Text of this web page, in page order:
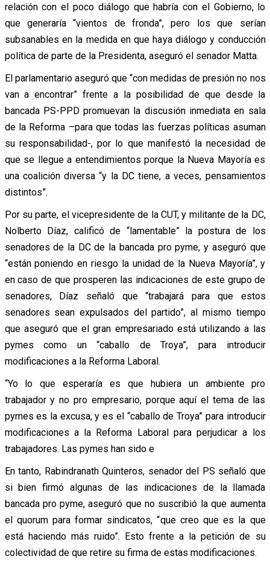
relación con el poco diálogo que habría con el Gobierno, lo
que generaría “vientos de fronda”, pero los que serían
subsanables en la medida en que haya diálogo y conducción
política de parte de la Presidenta, aseguró el senador Matta.
El parlamentario aseguró que “con medidas de presión no nos
van a encontrar” frente a la posibilidad de que desde la
bancada PS-PPD promuevan la discusión inmediata en sala
de la Reforma –para que todas las fuerzas políticas asuman
su responsabilidad-, por lo que manifestó la necesidad de
que se llegue a entendimientos porque la Nueva Mayoría es
una coalición diversa “y la DC tiene, a veces, pensamientos
distintos”.
Por su parte, el vicepresidente de la CUT, y militante de la DC,
Nolberto Díaz, calificó de “lamentable” la postura de los
senadores de la DC de la bancada pro pyme, y aseguró que
“están poniendo en riesgo la unidad de la Nueva Mayoría”, y
en caso de que prosperen las indicaciones de este grupo de
senadores, Díaz señaló que “trabajará para que estos
senadores sean expulsados del partido”, al mismo tiempo
que aseguró que el gran empresariado está utilizando a las
pymes como un “caballo de Troya”, para introducir
modificaciones a la Reforma Laboral.
“Yo lo que esperaría es que hubiera un ambiente pro
trabajador y no pro empresario, porque aquí el tema de las
pymes es la excusa, y es el “caballo de Troya” para introducir
modificaciones a la Reforma Laboral para perjudicar a los
trabajadores. Las pymes han sido e
En tanto, Rabindranath Quinteros, senador del PS señaló que
si bien firmó algunas de las indicaciones de la llamada
bancada pro pyme, aseguró que no suscribió la que aumenta
el quorum para formar sindicatos, “que creo que es la que
está haciendo más ruido”. Esto frente a la petición de su
colectividad de que retire su firma de estas modificaciones.